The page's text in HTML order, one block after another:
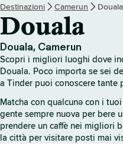
i
d
e
r
Destinazioni Camerun Douala
Douala
Douala, Camerun
Scopri i migliori luoghi dove
Douala. Poco importa se sei
a Tinder puoi conoscere tante
Matcha con qualcunə con i
gente sempre nuova per bere
prendere un caffè nei migliori
la città per visitare posti mai